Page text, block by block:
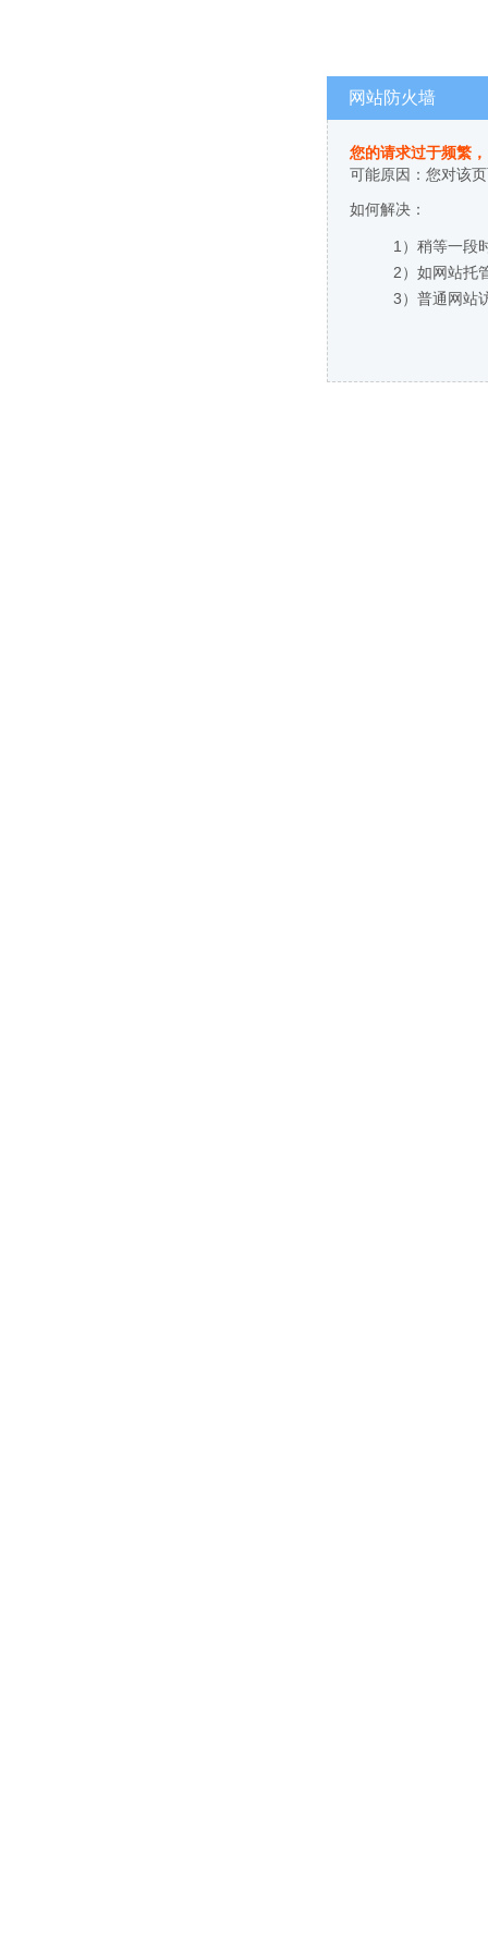
网站防火墙
您的请求过于频繁
可能原因：您对该
如何解决：
1）稍等一段
2）如网站托
3）普通网站